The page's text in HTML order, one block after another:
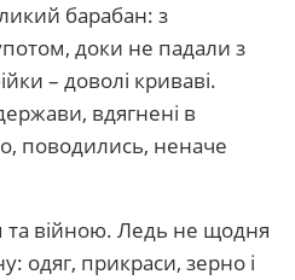
барабан: з
доки не падали з
– доволі криваві.
вдягнені в
поводились, неначе
та війною. Ледь не щодня
одяг, прикраси, зерно і